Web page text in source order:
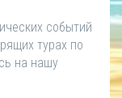
событий
турах по
на нашу